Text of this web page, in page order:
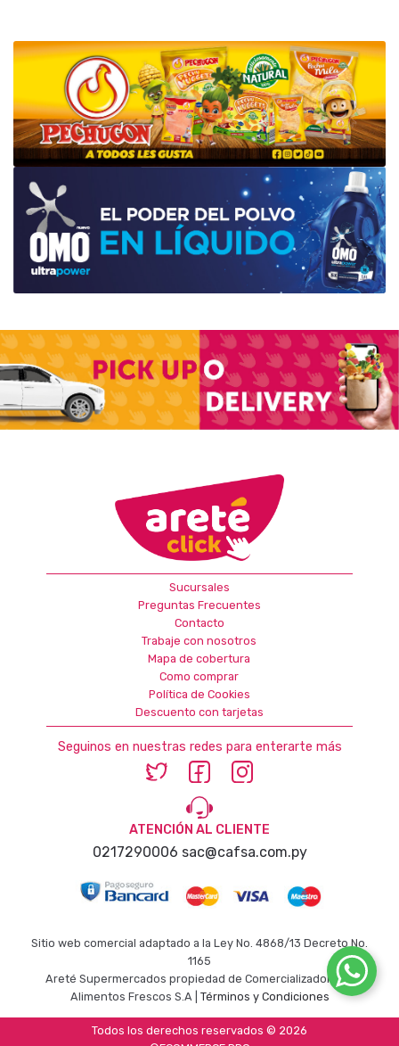
Sucursales
Preguntas Frecuentes
Contacto
Trabaje con nosotros
Mapa de cobertura
Como comprar
Política de Cookies
Descuento con tarjetas
Seguinos en nuestras redes para enterarte más
ATENCIÓN AL CLIENTE
0217290006 sac@cafsa.com.py
Sitio web comercial adaptado a la Ley No. 4868/13 Decreto No.
1165
Areté Supermercados propiedad de Comercializadora de
Alimentos Frescos S.A | Términos y Condiciones
Todos los derechos reservados © 2026